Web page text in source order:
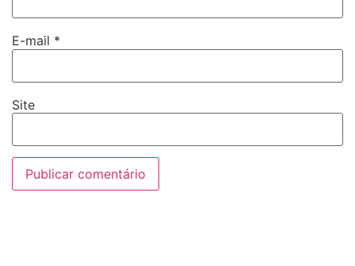
E-mail *
Site